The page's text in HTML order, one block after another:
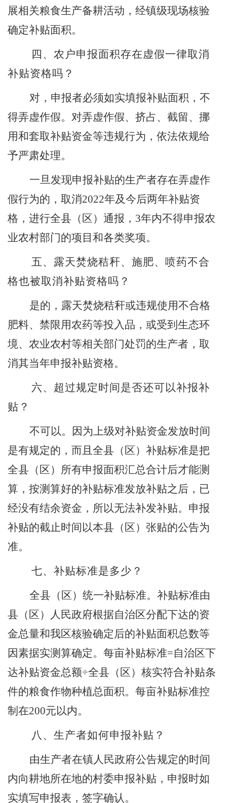
展相关粮食生产备耕活动，经镇级现场核验
确定补贴面积。
四、农户申报面积存在虚假一律取消
补贴资格吗？
对，申报者必须如实填报补贴面积，不
得弄虚作假。对弄虚作假、挤占、截留、挪
用和套取补贴资金等违规行为，依法依规给
予严肃处理。
一旦发现申报补贴的生产者存在弄虚作
假行为的，取消2022年及今后两年补贴资
格，进行全县（区）通报， 3年内不得申报农
业农村部门的项目和各类奖项。
五、露天焚烧秸秆、施肥、喷药不合
格也被取消补贴资格吗？
是的，露天焚烧秸秆或违规使用不合格
肥料、禁限用农药等投入品，或受到生态环
境、农业农村等相关部门处罚的生产者，取
消其当年申报补贴资格。
六、超过规定时间是否还可以补报补
贴？
不可以。因为上级对补贴资金发放时间
是有规定的，而且全县（区）补贴标准是把
全县（区）所有申报面积汇总合计后才能测
算，按测算好的补贴标准发放补贴之后，已
经没有结余资金，所以无法补发补贴。申报
补贴的截止时间以本县（区）张贴的公告为
准。
七、 补贴标准是多少？
全县（区）统一补贴标准。补贴标准由
县（区）人民政府根据自治区分配下达的资
金总量和我区核验确定后的补贴面积总数等
因素据实测算确定。每亩补贴标准=自治区下
达补贴资金总额÷全县（区）核实符合补贴条
件的粮食作物种植总面积。每亩补贴标准控
制在200元以内。
八 、生产者如何申报补贴？
由生产者在镇人民政府公告规定的时间
内向耕地所在地的村委申报补贴，申报时如
实填写申报表，签字确认。